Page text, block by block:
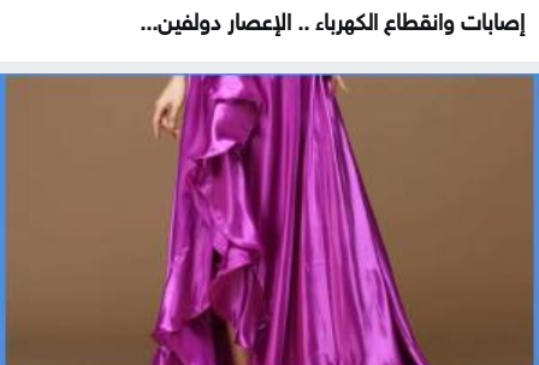
إصابات وانقطاع الكهرباء .. الإعصار دولفين...